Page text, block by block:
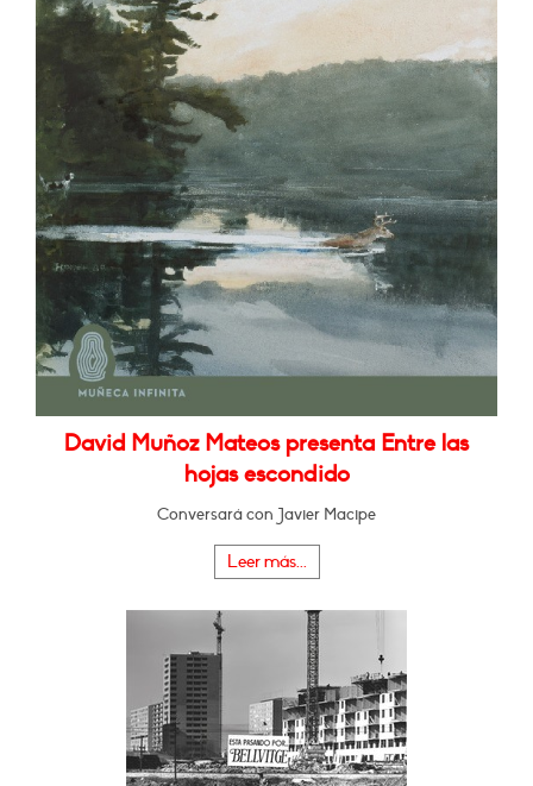
David Muñoz Mateos presenta Entre las
hojas escondido
Conversará con Javier Macipe
Leer más...